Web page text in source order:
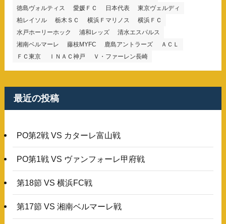
徳島ヴォルティス
愛媛ＦＣ 日本代表
東京ヴェルディ
柏レイソル
栃木ＳＣ 横浜Ｆマリノス
横浜ＦＣ
水戸ホーリーホック
浦和レッズ
清水エスパルス
湘南ベルマーレ
藤枝MYFC 鹿島アントラーズ
ＡＣＬ
ＦＣ東京
ＩＮＡＣ神戸 Ｖ・ファーレン長崎
最近の投稿
PO第2戦 VS カターレ富山戦
PO第1戦 VS ヴァンフォーレ甲府戦
第18節 VS 横浜FC戦
第17節 VS 湘南ベルマーレ戦